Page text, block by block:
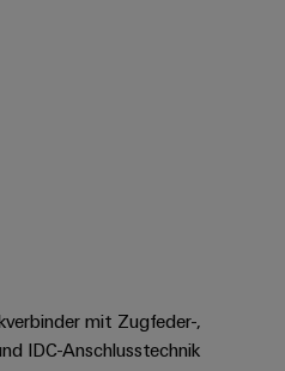
mit Zugfeder-,
IDC-Anschlusstechnik